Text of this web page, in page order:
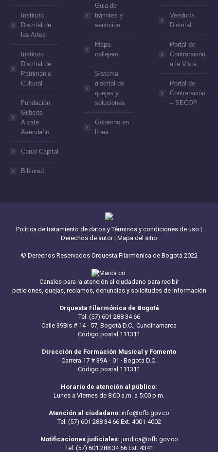
Instituto
Distrital de
las Artes
Instituto
Distrital de
Patrimonio
Cultural
Fundación
Gilberto
Alzate
Avendaño
Canal Capital
Biblored
Guia de
trámites y
servicios
Mapa
callejero
Sistema
distrital de
quejas y
soluciones
Gobierno en
línea
Veeduría
Distrital
Portal de
Contratación
a la Vista
Portal de
Contratación
– SECOP
Política de tratamiento de datos y Términos y condiciones de uso |
Derechos de autor| Mapa del sitio
© Derechos Reservados Orquesta Filarmónica de Bogotá 2022
Canales para la atención al ciudadano para recibir
peticiones, quejas, reclamos, denuncias y solicitudes de información
Orquesta Filarmónica de Bogotá
Tel. (57) 601 288 34 66
Calle 39Bis # 14 - 57, Bogotá D.C., Cundinamarca
Código postal 111311
Dirección de Formación Musical y Fomento
Carrera 17 # 39A - 01 · Bogotá D.C.
Código postal 111311
Horario de atención al público:
Lunes a Viernes de 8:00 a.m. a 5:00 p.m.
Atención al ciudadano: info@ofb.gov.co
Tel. (57) 601 288 34 66 Ext. 4001-4002
Notificaciones judiciales: juridica@ofb.gov.co
Tel. (57) 601 288 34 66 Ext. 4341